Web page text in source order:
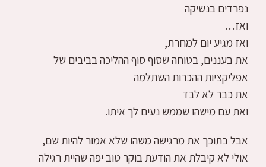
נפרדים בנשיקה
ואז…
ואז מגיע יום למחרת,
את בעננים, בטוחה שסוף סוף ההליכה בביבים של
אפליקציות ההכרות השתלמה
את כבר לא לבד
ואת עם מישהו שממש נעים לך איתו.
אבל בתוכך את מרגישה משהו שלא אמור להיות שם,
אולי לא קיבלת את הודעת בוקר טוב יפה שהיית רגילה